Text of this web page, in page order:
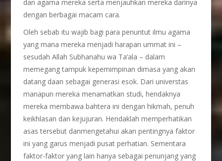
dan agama mereka serta menjauhkan mereka darinya
dengan berbagai macam cara.
Oleh sebab itu wajib bagi para penuntut ilmu agama
yang mana mereka menjadi harapan ummat ini –
sesudah Allah Subhanahu wa Ta’ala – dalam
memegang tampuk kepemimpinan dimasa yang akan
datang daan sebagai generasi esok. Dari universtas
manapun mereka menamatkan studi, hendaknya
mereka membawa bahtera ini dengan hikmah, penuh
keikhlasan dan kejujuran. Hendaklah memperhatikan
asas tersebut danmengetahui akan pentingnya faktor
ini yang garus menjadi pusat perhatian. Sementara
faktor-faktor yang lain hanya sebagai penunjang yang